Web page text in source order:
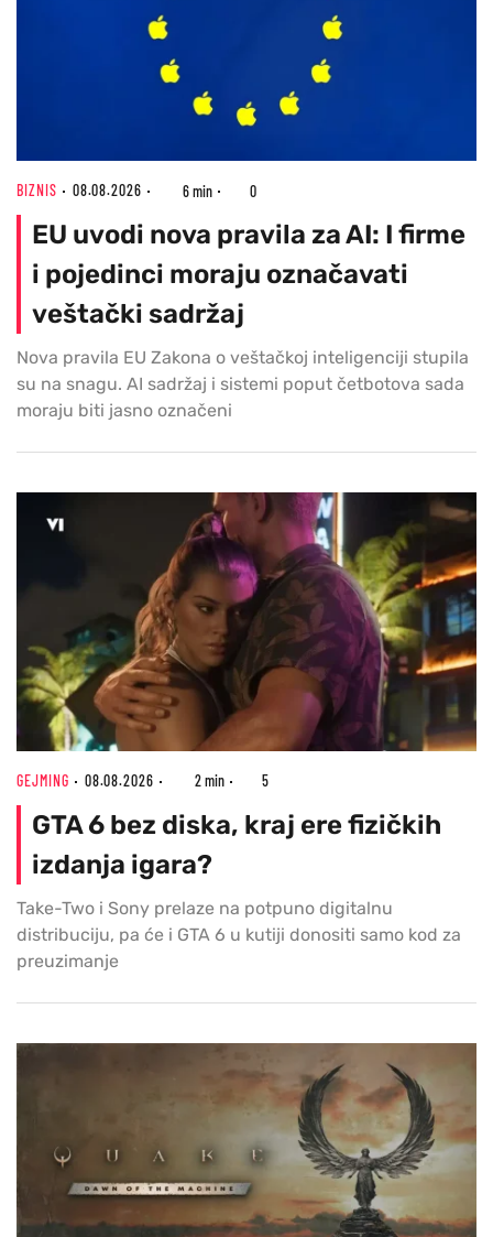
BIZNIS 08.08.2026 6 min 0
EU uvodi nova pravila za AI: I firme
i pojedinci moraju označavati
veštački sadržaj
Nova pravila EU Zakona o veštačkoj inteligenciji stupila
su na snagu. AI sadržaj i sistemi poput četbotova sada
moraju biti jasno označeni
GEJMING 08.08.2026 2 min 5
GTA 6 bez diska, kraj ere fizičkih
izdanja igara?
Take-Two i Sony prelaze na potpuno digitalnu
distribuciju, pa će i GTA 6 u kutiji donositi samo kod za
preuzimanje